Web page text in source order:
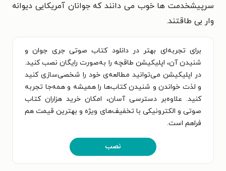
سرپیشخدمت ها خوب می دانند که جوانان آمریکایی دیوانه
وار بی طاقتند.
برای تجربه‌ای بهتر در دانلود کتاب صوتی جری جوان و
شنیدن آن، اپلیکیشن طاقچه را به‌صورت رایگان نصب کنید.
در اپلیکیشن می‌توانید مطالعه‌ی خود را شخصی‌سازی کنید
و لذت خواندن و شنیدن کتاب‌ها را همیشه و همه‌جا تجربه
کنید. علاوه‌بر دسترسی آسان، امکان خرید هزاران کتاب
صوتی و الکترونیکی با تخفیف‌های ویژه و بهترین قیمت هم
فراهم است.
نصب